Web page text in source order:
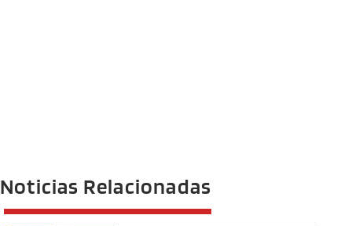
Noticias Relacionadas